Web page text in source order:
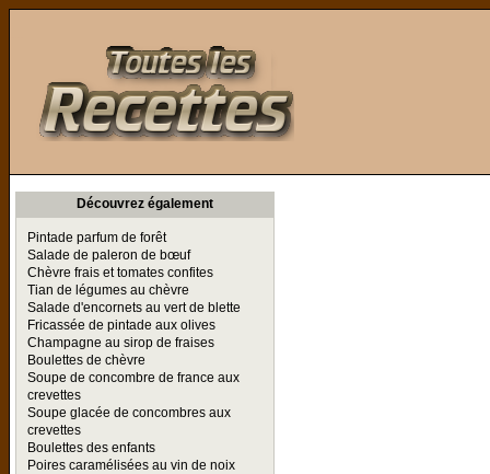
Découvrez également
Pintade parfum de forêt
Salade de paleron de bœuf
Chèvre frais et tomates confites
Tian de légumes au chèvre
Salade d'encornets au vert de blette
Fricassée de pintade aux olives
Champagne au sirop de fraises
Boulettes de chèvre
Soupe de concombre de france aux
crevettes
Soupe glacée de concombres aux
crevettes
Boulettes des enfants
Poires caramélisées au vin de noix